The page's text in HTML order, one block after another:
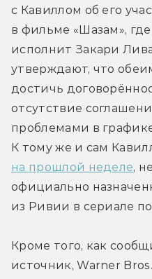
с Кавиллом об его
в фильме «Шазам»,
исполнит Закари
утверждают, что
достичь
отсутствие
проблемами в
К тому же и сам
на прошлой неделе,
официально
из Ривии в сериале
Кроме того, как
источник, Warner